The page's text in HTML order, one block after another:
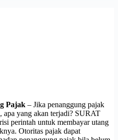
Pajak – Jika penanggung pajak
apa yang akan terjadi? SURAT
perintah untuk membayar utang
Otoritas pajak dapat